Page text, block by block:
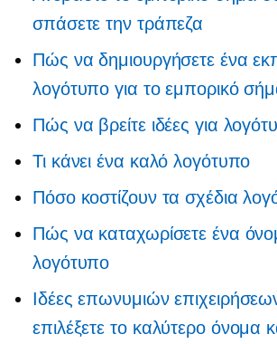
σπάσετε την τράπεζα
Πώς να δημιουργήσετε ένα
λογότυπο για το εμπορικό
Πώς να βρείτε ιδέες για
Τι κάνει ένα καλό λογότυπο
Πόσο κοστίζουν τα σχέδια
Πώς να καταχωρίσετε ένα
λογότυπο
Ιδέες επωνυμιών
επιλέξετε το καλύτερο όνομα